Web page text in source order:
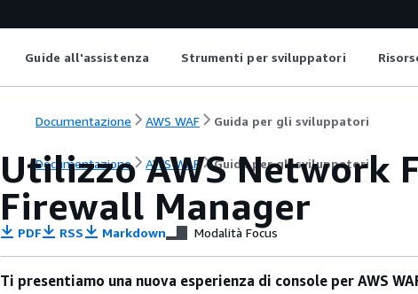
Guide all'assistenza Strumenti per sviluppatori
Documentazione AWS WAF Guida per gli sviluppatori
Documentazione AWS WAF Guida per gli sviluppatori
Utilizzo AWS Network
Firewall Manager
PDF RSS Markdown Modalità Focus
Ti presentiamo una nuova esperienza di console per AWS